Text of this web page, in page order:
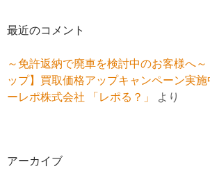
最近のコメント
～免許返納で廃車を検討中のお客様へ～
ップ】買取価格アップキャンペーン実施
ーレポ株式会社 「レポる？」
より
アーカイブ